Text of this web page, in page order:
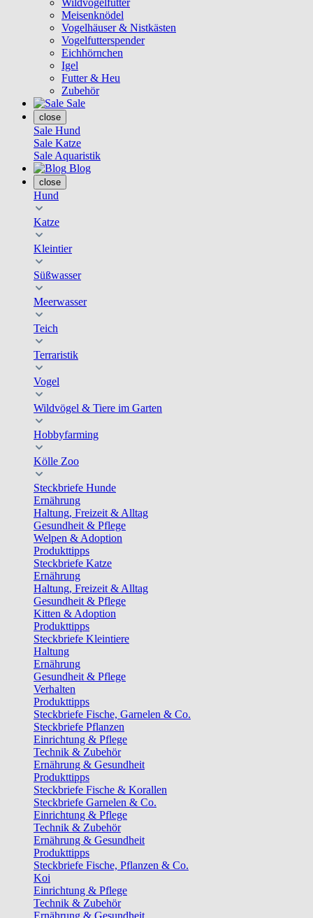
Wildvogelfutter
Meisenknödel
Vogelhäuser & Nistkästen
Vogelfutterspender
Eichhörnchen
Igel
Futter & Heu
Zubehör
Sale
close
Sale Hund
Sale Katze
Sale Aquaristik
Blog
close
Hund
Katze
Kleintier
Süßwasser
Meerwasser
Teich
Terraristik
Vogel
Wildvögel & Tiere im Garten
Hobbyfarming
Kölle Zoo
Steckbriefe Hunde
Ernährung
Haltung, Freizeit & Alltag
Gesundheit & Pflege
Welpen & Adoption
Produkttipps
Steckbriefe Katze
Ernährung
Haltung, Freizeit & Alltag
Gesundheit & Pflege
Kitten & Adoption
Produkttipps
Steckbriefe Kleintiere
Haltung
Ernährung
Gesundheit & Pflege
Verhalten
Produkttipps
Steckbriefe Fische, Garnelen & Co.
Steckbriefe Pflanzen
Einrichtung & Pflege
Technik & Zubehör
Ernährung & Gesundheit
Produkttipps
Steckbriefe Fische & Korallen
Steckbriefe Garnelen & Co.
Einrichtung & Pflege
Technik & Zubehör
Ernährung & Gesundheit
Produkttipps
Steckbriefe Fische, Pflanzen & Co.
Koi
Einrichtung & Pflege
Technik & Zubehör
Ernährung & Gesundheit